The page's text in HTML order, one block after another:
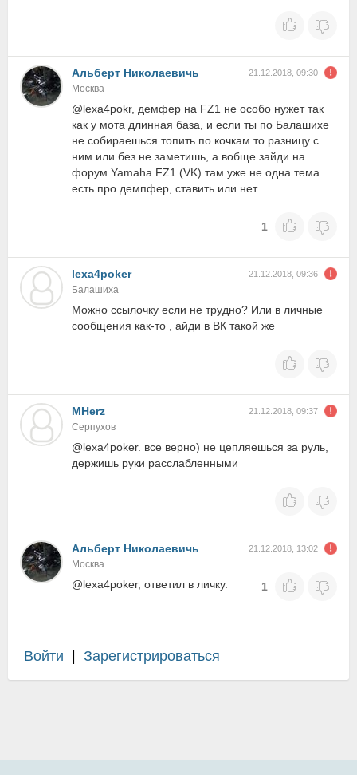
Альберт Николаевичь 21.12.2018, 09:30
Москва
@lexa4pokr, демфер на FZ1 не особо нужет так
как у мота длинная база, и если ты по Балашихе
не собираешься топить по кочкам то разницу с
ним или без не заметишь, а вобще зайди на
форум Yamaha FZ1 (VK) там уже не одна тема
есть про демпфер, ставить или нет.
1
lexa4poker 21.12.2018, 09:36
Балашиха
Можно ссылочку если не трудно? Или в личные
сообщения как-то , айди в ВК такой же
MHerz 21.12.2018, 09:37
Серпухов
@lexa4poker. все верно) не цепляешься за руль,
держишь руки расслабленными
Альберт Николаевичь 21.12.2018, 13:02
Москва
@lexa4poker, ответил в личку. 1
Войти Зарегистрироваться